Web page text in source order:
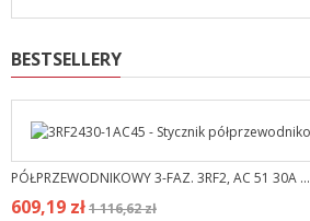
BESTSELLERY
PÓŁPRZEWODNIKOWY 3-FAZ. 3RF2, AC 51 30A ...
609,19 zł1 116,62 zł